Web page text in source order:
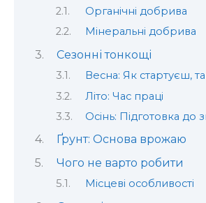
Органічні добрива
Мінеральні добрива
Сезонні тонкощі
Весна: Як стартуєш,
Літо: Час праці
Осінь: Підготовка до
Ґрунт: Основа врожаю
Чого не варто робити
Місцеві особливості